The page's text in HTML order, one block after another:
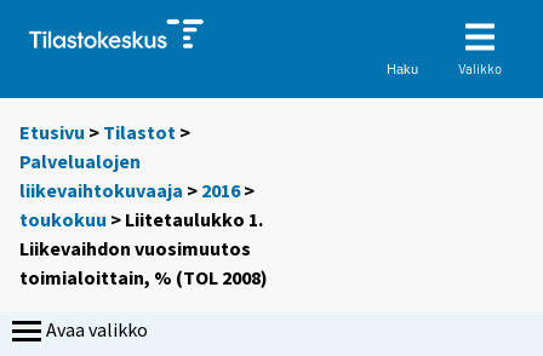
Haku Valikko
Etusivu > Tilastot >
Palvelualojen
liikevaihtokuvaaja > 2016>
toukokuu > Liitetaulukko 1.
Liikevaihdon vuosimuutos
toimialoittain, % (TOL 2008)
Avaa valikko